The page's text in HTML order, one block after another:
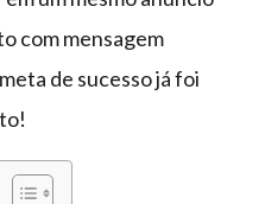
com mensagem
de sucesso já foi